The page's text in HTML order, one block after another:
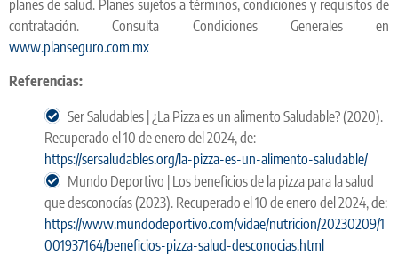
planes de salud. Planes sujetos a términos, condiciones y requisitos de
contratación. Consulta Condiciones Generales en
www.planseguro.com.mx
Referencias:
Ser Saludables | ¿La Pizza es un alimento Saludable? (2020).
Recuperado el 10 de enero del 2024, de:
https://sersaludables.org/la-pizza-es-un-alimento-saludable/
Mundo Deportivo | Los beneficios de la pizza para la salud
que desconocías (2023). Recuperado el 10 de enero del 2024, de:
https://www.mundodeportivo.com/vidae/nutricion/20230209/1
001937164/beneficios-pizza-salud-desconocias.html